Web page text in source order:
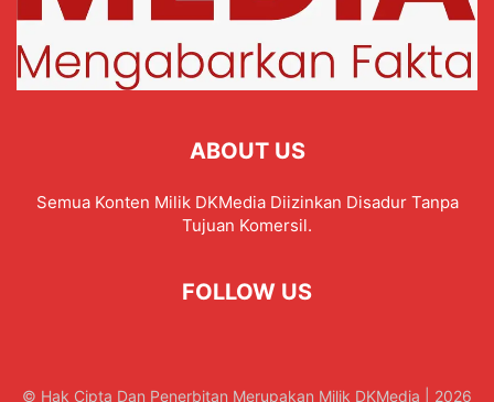
ABOUT US
Semua Konten Milik DKMedia Diizinkan Disadur Tanpa
Tujuan Komersil.
FOLLOW US
© Hak Cipta Dan Penerbitan Merupakan Milik DKMedia | 2026